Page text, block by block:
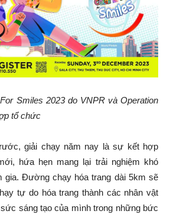
Smiles 2023 do VNPR và Operation
tổ chức
giải chạy năm nay là sự kết hợp
hứa hẹn mang lại trải nghiệm khó
gia. Đường chạy hóa trang dài 5km sẽ
tự do hóa trang thành các nhân vật
sáng tạo của mình trong những bức